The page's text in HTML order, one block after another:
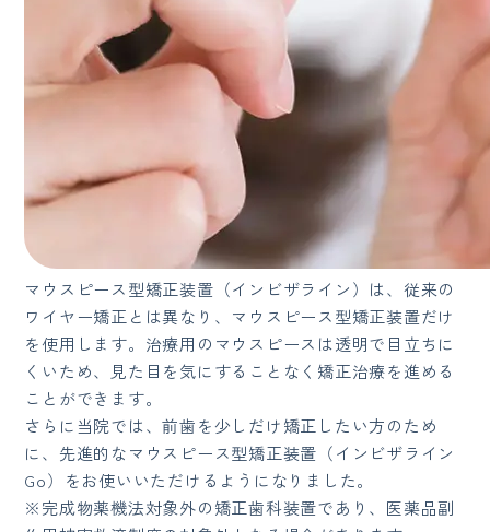
マウスピース型矯正装置（インビザライン）は、従来の
ワイヤー矯正とは異なり、マウスピース型矯正装置だけ
を使用します。治療用のマウスピースは透明で目立ちに
くいため、見た目を気にすることなく矯正治療を進める
ことができます。
さらに当院では、前歯を少しだけ矯正したい方のため
に、先進的なマウスピース型矯正装置（インビザライン
Go）をお使いいただけるようになりました。
※完成物薬機法対象外の矯正歯科装置であり、医薬品副